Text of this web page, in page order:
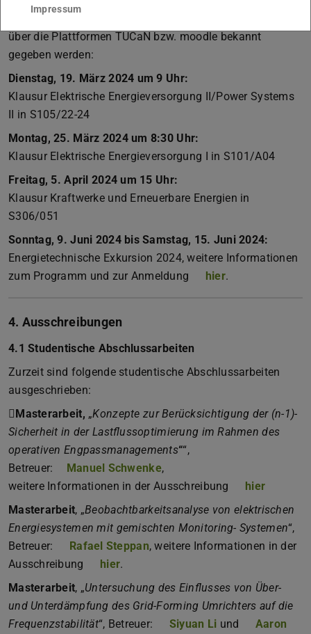
auch kurzfristig noch Änderungen ergeben können, die
über die Plattformen TUCaN bzw. moodle bekannt
gegeben werden:
Dienstag, 19. März 2024 um 9 Uhr:
Klausur Elektrische Energieversorgung II/Power Systems
II in S105/22-24
Montag, 25. März 2024 um 8:30 Uhr:
Klausur Elektrische Energieversorgung I in S101/A04
Freitag, 5. April 2024 um 15 Uhr:
Klausur Kraftwerke und Erneuerbare Energien in
S306/051
Sonntag, 9. Juni 2024 bis Samstag, 15. Juni 2024:
Energietechnische Exkursion 2024, weitere Informationen
zum Programm und zur Anmeldung
hier.
4. Ausschreibungen
4.1 Studentische Abschlussarbeiten
Zurzeit sind folgende studentische Abschlussarbeiten
ausgeschrieben:
Masterarbeit, „Konzepte zur Berücksichtigung der (n-1)-
Sicherheit in der Lastflussoptimierung im Rahmen des
operativen Engpassmanagements““,
Betreuer:
Manuel Schwenke,
weitere Informationen in der Ausschreibung
hier
Masterarbeit, „Beobachtbarkeitsanalyse von elektrischen
Energiesystemen mit gemischten Monitoring- Systemen“,
Betreuer:
Rafael Steppan, weitere Informationen in der
Ausschreibung
hier.
Masterarbeit, „Untersuchung des Einflusses von Über-
und Unterdämpfung des Grid-Forming Umrichters auf die
Frequenzstabilität“, Betreuer: Siyuan Li und Aaron
Impressum